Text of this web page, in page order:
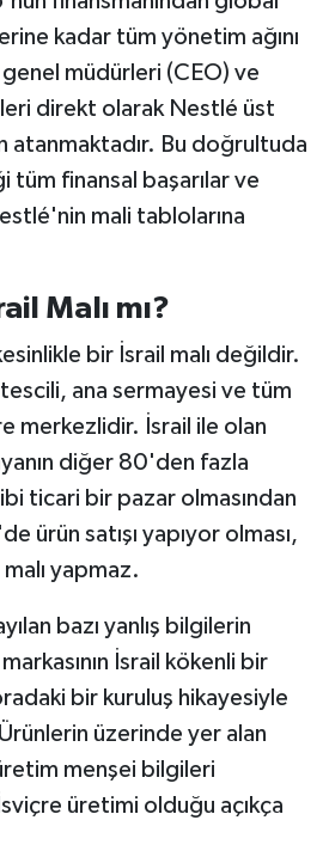
kadar tüm yönetim ağını
müdürleri (CEO) ve
direkt olarak Nestlé üst
atanmaktadır. Bu doğrultuda
tüm finansal başarılar ve
mali tablolarına
Malı mı?
bir İsrail malı değildir.
tescili, ana sermayesi ve tüm
merkezlidir. İsrail ile olan
diğer 80'den fazla
ticari bir pazar olmasından
ürün satışı yapıyor olması,
yapmaz.
bazı yanlış bilgilerin
İsrail kökenli bir
bir kuruluş hikayesiyle
üzerinde yer alan
menşei bilgileri
üretimi olduğu açıkça